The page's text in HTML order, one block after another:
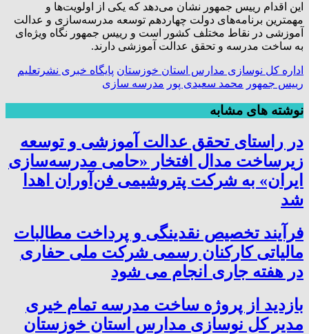
این اقدام رییس جمهور نشان می‌دهد که یکی از اولویت‌ها و
مهمترین برنامه‌های دولت چهاردهم توسعه مدرسه‌سازی و عدالت
آموزشی در نقاط مختلف کشور است و رییس جمهور نگاه ویژه‌ای
به ساخت مدرسه و تحقق عدالت آموزشی دارند.
اداره کل نوسازی مدارس استان خوزستان پایگاه خبری نشرتعلیم
رییس جمهور محمد سعیدی پور مدرسه سازی
نوشته های مشابه
در راستای تحقق عدالت آموزشی و توسعه
زیرساخت مدال افتخار «حامی مدرسه‌سازی
ایران» به شرکت پتروشیمی فن‌آوران اهدا
شد
فرآیند تخصیص نقدینگی و پرداخت مطالبات
مالیاتی کارکنان رسمی شرکت ملی حفاری
در هفته جاری انجام می شود
بازدید از پروژه ساخت مدرسه تمام خیری
مدیر کل نوسازی مدارس استان خوزستان